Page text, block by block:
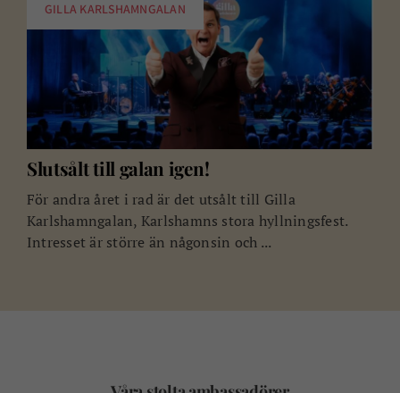
GILLA KARLSHAMNGALAN
Slutsålt till galan igen!
För andra året i rad är det utsålt till Gilla
Karlshamngalan, Karlshamns stora hyllningsfest.
Intresset är större än någonsin och ...